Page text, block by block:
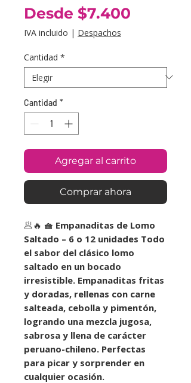
Desde $7.400
IVA incluido | Despachos
Cantidad *
Cantidad *
Agregar al carrito
Comprar ahora
🥟🔥 🧺 Empanaditas de Lomo
Saltado – 6 o 12 unidades Todo
el sabor del clásico lomo
saltado en un bocado
irresistible. Empanaditas fritas
y doradas, rellenas con carne
salteada, cebolla y pimentón,
logrando una mezcla jugosa,
sabrosa y llena de carácter
peruano-chileno. Perfectas
para picar y sorprender en
cualquier ocasión.